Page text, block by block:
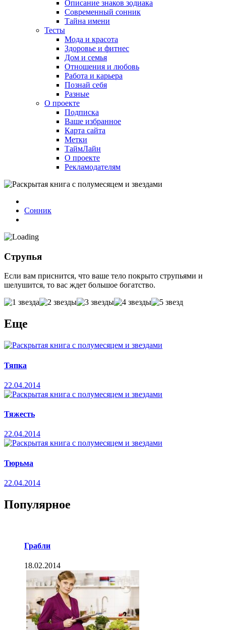
Описание знаков зодиака
Современный сонник
Тайна имени
Тесты
Мода и красота
Здоровье и фитнес
Дом и семья
Отношения и любовь
Работа и карьера
Познай себя
Разные
О проекте
Подписка
Ваше избранное
Карта сайта
Метки
ТаймЛайн
О проекте
Рекламодателям
Сонник
Струпья
Если вам приснится, что ваше тело покрыто струпьями и
шелушится, то вас ждет большое богатство.
Еще
Тяпка
22.04.2014
Тяжесть
22.04.2014
Тюрьма
22.04.2014
Популярное
Грабли
18.02.2014